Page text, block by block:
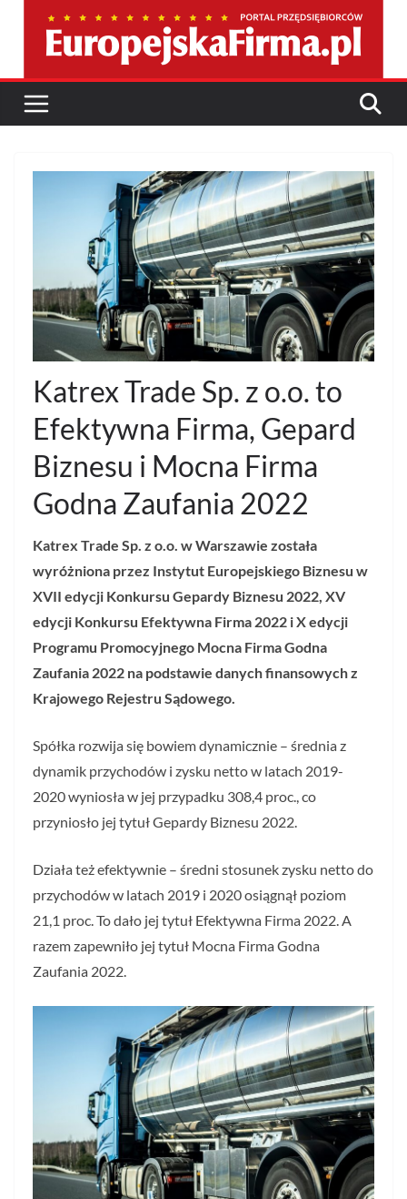
Katrex Trade Sp. z o.o. to
Efektywna Firma, Gepard
Biznesu i Mocna Firma
Godna Zaufania 2022
Katrex Trade Sp. z o.o. w Warszawie została
wyróżniona przez Instytut Europejskiego Biznesu w
XVII edycji Konkursu Gepardy Biznesu 2022, XV
edycji Konkursu Efektywna Firma 2022 i X edycji
Programu Promocyjnego Mocna Firma Godna
Zaufania 2022 na podstawie danych finansowych z
Krajowego Rejestru Sądowego.
Spółka rozwija się bowiem dynamicznie – średnia z
dynamik przychodów i zysku netto w latach 2019-
2020 wyniosła w jej przypadku 308,4 proc., co
przyniosło jej tytuł Gepardy Biznesu 2022.
Działa też efektywnie – średni stosunek zysku netto do
przychodów w latach 2019 i 2020 osiągnął poziom
21,1 proc. To dało jej tytuł Efektywna Firma 2022. A
razem zapewniło jej tytuł Mocna Firma Godna
Zaufania 2022.